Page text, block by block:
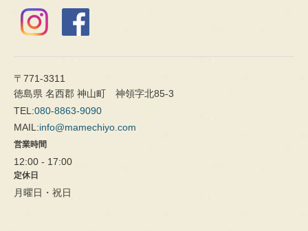
〒771-3311
徳島県 名西郡 神山町 神領字北85-3
TEL:080-8863-9090
MAIL:info@mamechiyo.com
営業時間
12:00 - 17:00
定休日
月曜日・祝日